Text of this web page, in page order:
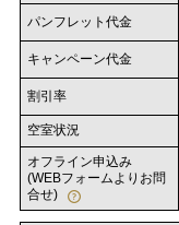
パンフレット代金
キャンペーン代金
割引率
空室状況
オフライン申込み
(WEBフォームよりお問
合せ)